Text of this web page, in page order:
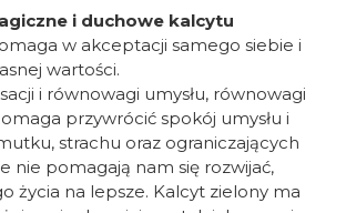
i duchowe kalcytu
w akceptacji samego siebie i
wartości.
i równowagi umysłu, równowagi
przywrócić spokój umysłu i
strachu oraz ograniczających
nie pomagają nam się rozwijać,
życia na lepsze. Kalcyt zielony ma